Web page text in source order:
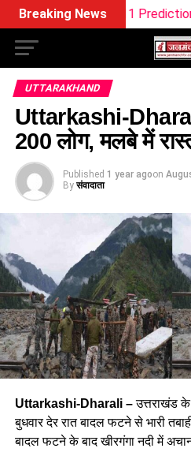
Breaking News
Prediction Match 27:
UTTARAKHAND
Uttarkashi-
200 लोग, मलबे में
Published 1 year agoon
By संवादाता
Uttarkashi-Dharali –उत्तराखंड के
बुधवार देर रात बादल फटने से भारी
बादल फटने के बाद खीरगंगा नदी में